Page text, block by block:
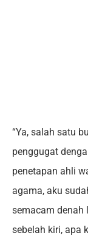
“Ya, salah satu
penggugat
penetapan ahli
agama, aku
semacam denah
sebelah kiri, apa